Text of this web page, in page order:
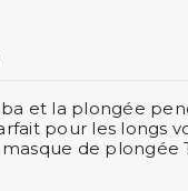
et la plongée
pour les longs
de plongée